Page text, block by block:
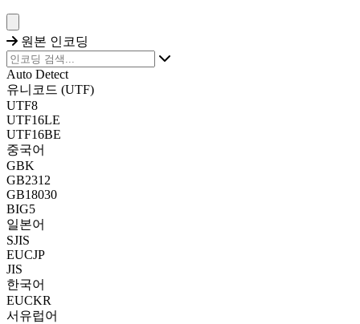
원본 인코딩
Auto Detect
유니코드 (UTF)
UTF8
UTF16LE
UTF16BE
중국어
GBK
GB2312
GB18030
BIG5
일본어
SJIS
EUCJP
JIS
한국어
EUCKR
서유럽어